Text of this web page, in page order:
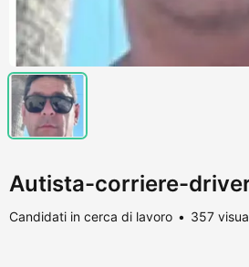
Autista-corriere-
Candidati in cerca di lavoro 357